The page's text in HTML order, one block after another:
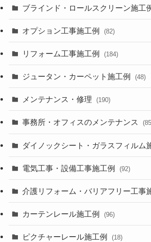
ブラインド・ロールスクリーン施工
オプション工事施工例 (82)
リフォーム工事施工例 (184)
ジュータン・カーペット施工例 (48)
メンテナンス・修理 (190)
事務所・オフィスのメンテナンス
ダイノックシート・ガラスフィルム
電気工事・設備工事施工例 (92)
介護リフォーム・バリアフリー工事
カーテンレール施工例 (96)
ピクチャーレール施工例 (18)